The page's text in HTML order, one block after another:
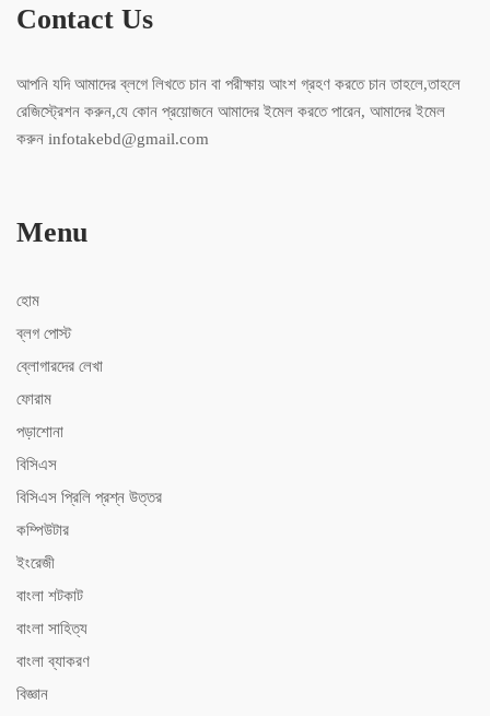
Contact Us
আপনি যদি আমাদের ব্লগে লিখতে চান বা পরীক্ষায় আংশ গ্রহণ করতে চান তাহলে,তাহলে
রেজিস্ট্রেশন করুন,যে কোন প্রয়োজনে আমাদের ইমেল করতে পারেন, আমাদের ইমেল
করুন infotakebd@gmail.com
Menu
হোম
ব্লগ পোস্ট
ব্লোগারদের লেখা
ফোরাম
পড়াশোনা
বিসিএস
বিসিএস ‍প্রিলি প্রশ্ন উত্তর
কম্পিউটার
ইংরেজী
বাংলা শটকাট
বাংলা সাহিত্য
বাংলা ব্যাকরণ
বিজ্ঞান